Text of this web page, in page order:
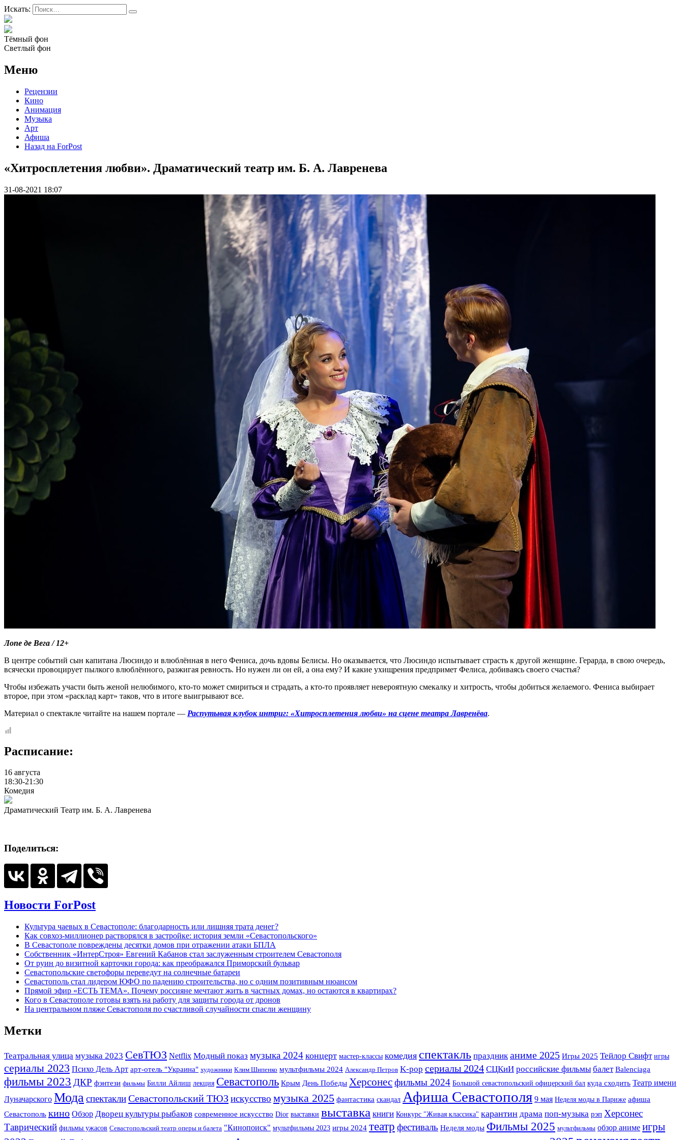
Искать:
Тёмный фон
Светлый фон
Меню
Рецензии
Кино
Анимация
Музыка
Арт
Афиша
Назад на ForPost
«Хитросплетения любви». Драматический театр им. Б. А. Лавренева
31-08-2021 18:07
Лопе де Вега / 12+
В центре событий сын капитана Люсиндо и влюблённая в него Фениса, дочь вдовы Белисы. Но оказывается, что Люсиндо испытывает страсть к другой женщине. Герарда, в свою очередь,
всячески провоцирует пылкого влюблённого, разжигая ревность. Но нужен ли он ей, а она ему? И какие ухищрения предпримет Фелиса, добиваясь своего счастья?
Чтобы избежать участи быть женой нелюбимого, кто-то может смириться и страдать, а кто-то проявляет невероятную смекалку и хитрость, чтобы добиться желаемого. Фениса выбирает
второе, при этом «расклад карт» таков, что в итоге выигрывают все.
Материал о спектакле читайте на нашем портале — Распутывая клубок интриг: «Хитросплетения любви» на сцене театра Лавренёва.
Расписание:
16 августа
18:30-21:30
Комедия
Драматический Театр им. Б. А. Лавренева
Поделиться:
Новости ForPost
Культура чаевых в Севастополе: благодарность или лишняя трата денег?
Как совхоз-миллионер растворялся в застройке: история земли «Севастопольского»
В Севастополе повреждены десятки домов при отражении атаки БПЛА
Собственник «ИнтерСтроя» Евгений Кабанов стал заслуженным строителем Севастополя
От руин до визитной карточки города: как преображался Приморский бульвар
Севастопольские светофоры переведут на солнечные батареи
Севастополь стал лидером ЮФО по падению строительства, но с одним позитивным нюансом
Прямой эфир «ЕСТЬ ТЕМА». Почему россияне мечтают жить в частных домах, но остаются в квартирах?
Кого в Севастополе готовы взять на работу для защиты города от дронов
На центральном пляже Севастополя по счастливой случайности спасли женщину
Метки
Театральная улица музыка 2023 СевТЮЗ Netflix Модный показ музыка 2024 концерт мастер-классы комедия спектакль праздник аниме 2025 Игры 2025 Тейлор Свифт игры
сериалы 2023 Психо Дель Арт арт-отель "Украина" художники Клим Шипенко мультфильмы 2024 Александр Петров K-pop сериалы 2024 СЦКиИ российские фильмы балет Balenciaga
фильмы 2023 ДКР фэнтези фильмы Билли Айлиш лекция Севастополь Крым День Победы Херсонесфильмы 2024 Большой севастопольский офицерский бал куда сходить Театр имени
Луначарского Мода спектаклиСевастопольский ТЮЗ искусство музыка 2025 фантастика скандал Афиша Севастополя 9 мая Неделя моды в Париже афиша
Севастополь кино Обзор Дворец культуры рыбаков современное искусство Dior выставки выставка книги Конкурс "Живая классика" карантин драма поп-музыка рэп Херсонес
Таврический фильмы ужасов Севастопольский театр оперы и балета "Кинопоиск" мультфильмы 2023 игры 2024 театр фестиваль Неделя моды Фильмы 2025 мультфильмы обзор аниме игры